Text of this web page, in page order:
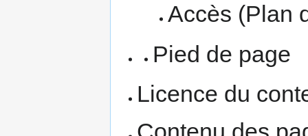
Accès (Plan
Pied de page
Licence du